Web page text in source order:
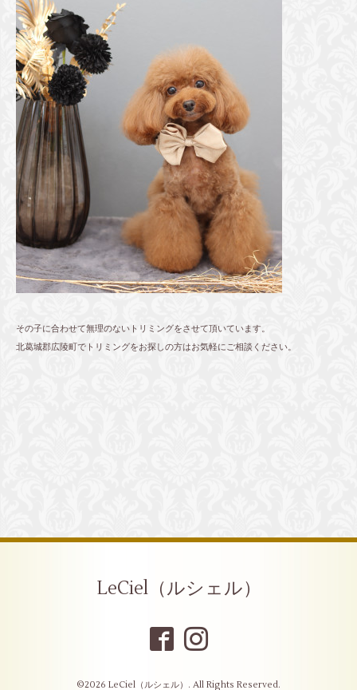
その子に合わせて無理のないトリミングをさせて頂いています。
北葛城郡広陵町でトリミングをお探しの方はお気軽にご相談ください。
LeCiel（ルシェル）
©2026 LeCiel（ルシェル） . All Rights Reserved.